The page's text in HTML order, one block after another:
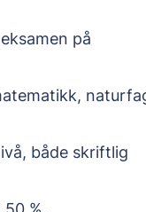
på
både skriftlig